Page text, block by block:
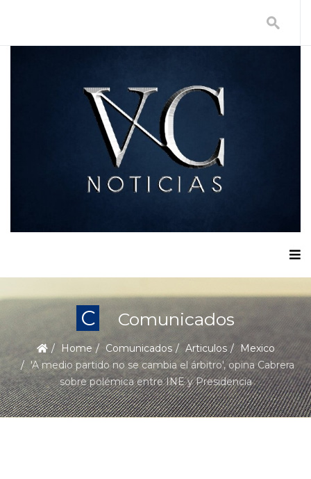
C Comunicados
Home Comunicados Articulos
Mexico
'A medio partido no se cambia el árbitro', opina Cabrera
sobre polémica entre INE y Presidencia